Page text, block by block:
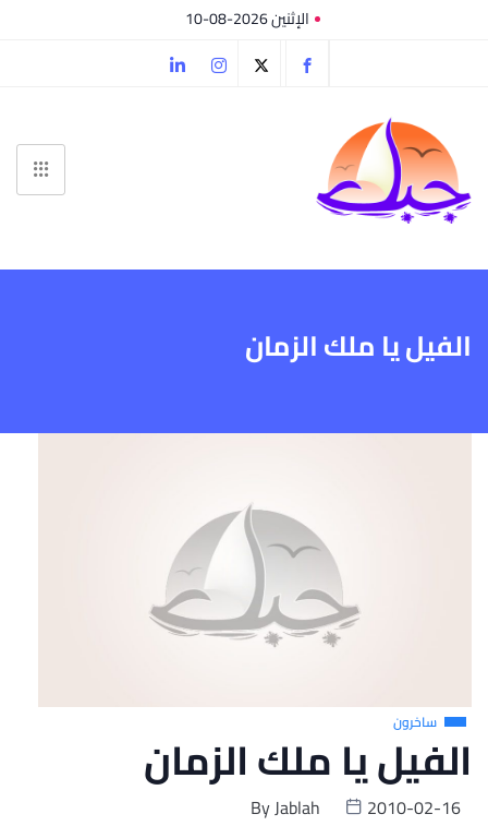
الإثنين 2026-08-10
الفيل يا ملك الزمان
ساخرون
الفيل يا ملك الزمان
ByJablah
2010-02-16